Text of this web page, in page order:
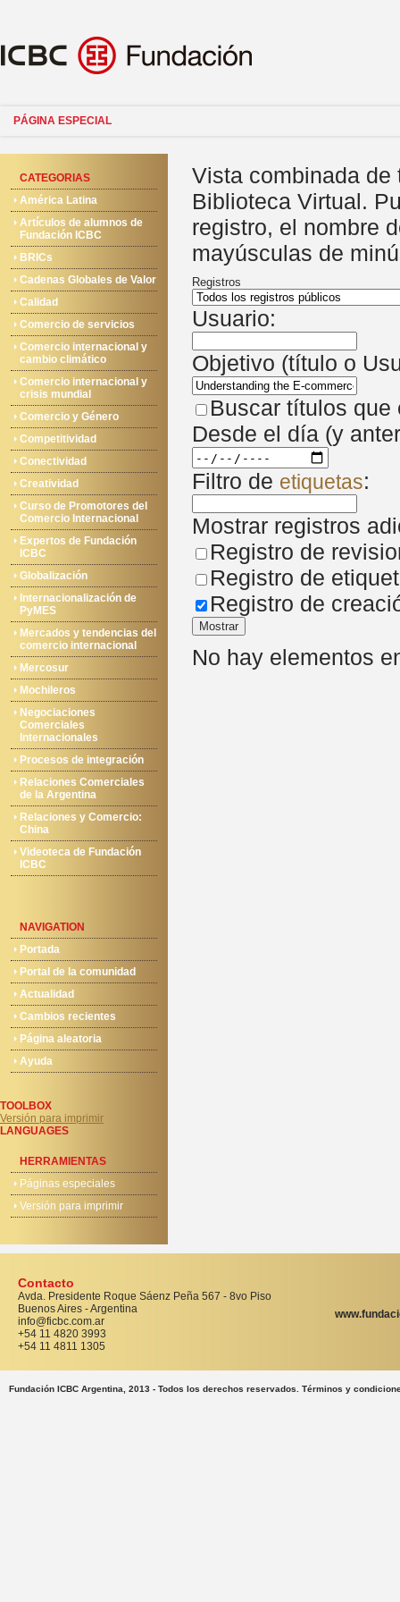
PÁGINA ESPECIAL
CATEGORIAS
América Latina
Artículos de alumnos de
Fundación ICBC
BRICs
Cadenas Globales de Valor
Calidad
Comercio de servicios
Comercio internacional y
cambio climático
Comercio internacional y
crisis mundial
Comercio y Género
Competitividad
Conectividad
Creatividad
Curso de Promotores del
Comercio Internacional
Expertos de Fundación
ICBC
Globalización
Internacionalización de
PyMES
Mercados y tendencias del
comercio internacional
Mercosur
Mochileros
Negociaciones
Comerciales
Internacionales
Procesos de integración
Relaciones Comerciales
de la Argentina
Relaciones y Comercio:
China
Videoteca de Fundación
ICBC
NAVIGATION
Portada
Portal de la comunidad
Actualidad
Cambios recientes
Página aleatoria
Ayuda
TOOLBOX
Versión para imprimir
LANGUAGES
HERRAMIENTAS
Páginas especiales
Versión para imprimir
Vista combinada de
Biblioteca Virtual.
registro, el nombre
mayúsculas de
Registros
Usuario:
Objetivo (título o
Buscar títulos que
Desde el día (y
Filtro de etiquetas:
Mostrar registros
Registro de
Registro de
Registro de
Mostrar
No hay elementos
Contacto
Avda. Presidente Roque Sáenz Peña 567 - 8vo Piso
Buenos Aires - Argentina
info@ficbc.com.ar
+54 11 4820 3993
+54 11 4811 1305
Fundación ICBC Argentina, 2013 - Todos los derechos reservados. Términos y